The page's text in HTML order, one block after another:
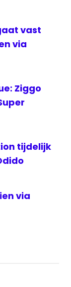
vast
via
Ziggo
tijdelijk
via